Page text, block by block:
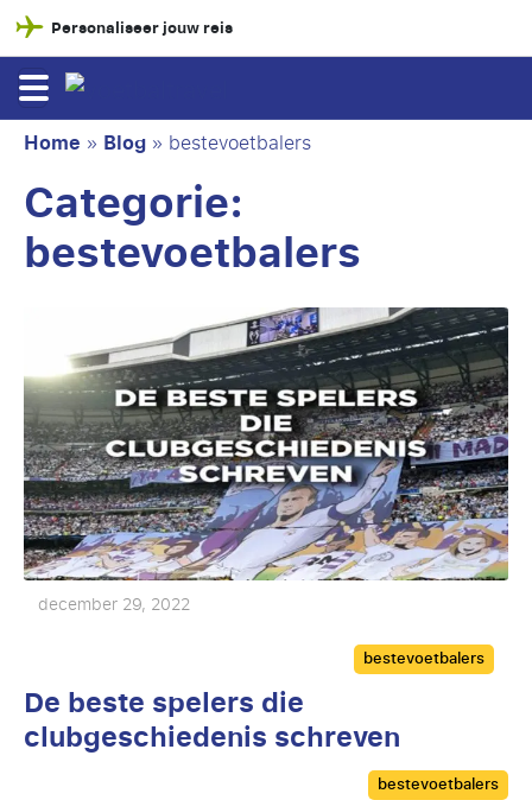
Personaliseer jouw reis
Home » Blog » bestevoetbalers
Categorie:
bestevoetbalers
december 29, 2022
Categories
bestevoetbalers
De beste spelers die
clubgeschiedenis schreven
Categories
bestevoetbalers